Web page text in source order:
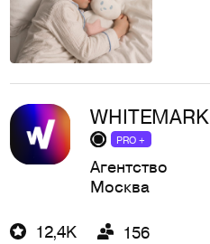
WHITEMARK
PRO +
Агентство
Москва
12,4K 156